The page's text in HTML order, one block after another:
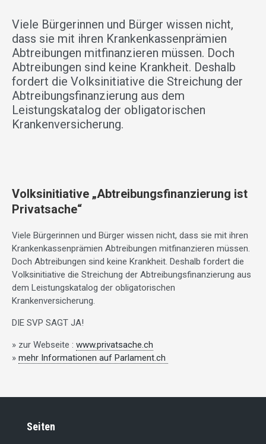
Viele Bürgerinnen und Bürger wissen nicht,
dass sie mit ihren Krankenkassenprämien
Abtreibungen mitfinanzieren müssen. Doch
Abtreibungen sind keine Krankheit. Deshalb
fordert die Volksinitiative die Streichung der
Abtreibungsfinanzierung aus dem
Leistungskatalog der obligatorischen
Krankenversicherung.
Volksinitiative „Abtreibungsfinanzierung ist
Privatsache“
Viele Bürgerinnen und Bürger wissen nicht, dass sie mit ihren
Krankenkassenprämien Abtreibungen mitfinanzieren müssen.
Doch Abtreibungen sind keine Krankheit. Deshalb fordert die
Volksinitiative die Streichung der Abtreibungsfinanzierung aus
dem Leistungskatalog der obligatorischen
Krankenversicherung.
DIE SVP SAGT JA!
» zur Webseite : www.privatsache.ch
» mehr Informationen auf Parlament.ch
Seiten